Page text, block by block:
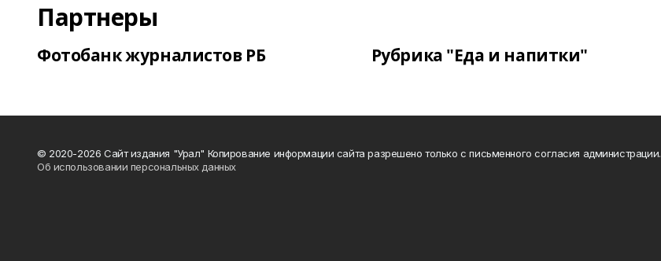
Партнеры
Фотобанк журналистов РБ Рубрика "Еда и напитки"
© 2020-2026 Сайт издания "Урал" Копирование информации сайта разрешено только с письменного согласия администрации.
Об использовании персональных данных